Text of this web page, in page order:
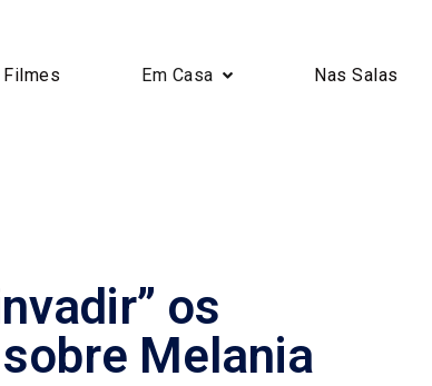
Filmes Em Casa Nas Salas
os
Melania